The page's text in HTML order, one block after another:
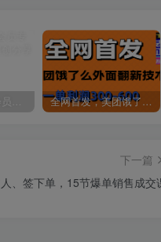
八一网创【VIP会员专属交流群】 全网首发，美团饿了么老店翻新最新技术，一单利润300-600
下一篇
、签下单，15节爆单销售成交